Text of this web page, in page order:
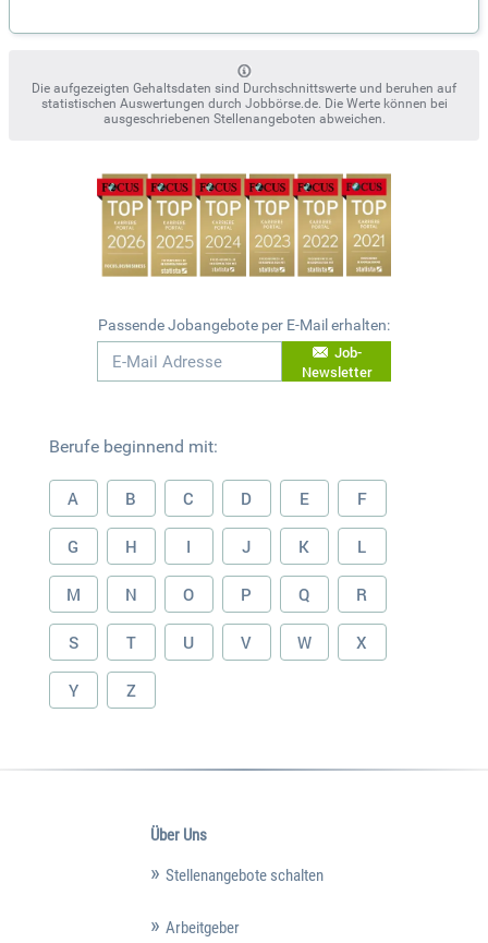
Die aufgezeigten Gehaltsdaten sind Durchschnittswerte und beruhen auf
statistischen Auswertungen durch Jobbörse.de. Die Werte können bei
ausgeschriebenen Stellenangeboten abweichen.
Passende Jobangebote per E-Mail erhalten:
Job-
Newsletter
Berufe beginnend mit:
A B C D E F
G H I J K L
M N O P Q R
S T U V W X
Y Z
Über Uns
Stellenangebote schalten
Arbeitgeber